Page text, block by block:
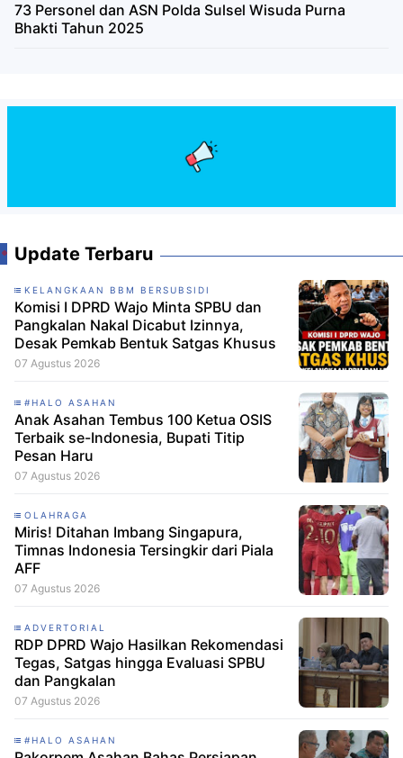
73 Personel dan ASN Polda Sulsel Wisuda Purna
Bhakti Tahun 2025
Update Terbaru
KELANGKAAN BBM BERSUBSIDI
Komisi I DPRD Wajo Minta SPBU dan
Pangkalan Nakal Dicabut Izinnya,
Desak Pemkab Bentuk Satgas Khusus
07 Agustus 2026
#HALO ASAHAN
Anak Asahan Tembus 100 Ketua OSIS
Terbaik se-Indonesia, Bupati Titip
Pesan Haru
07 Agustus 2026
OLAHRAGA
Miris! Ditahan Imbang Singapura,
Timnas Indonesia Tersingkir dari Piala
AFF
07 Agustus 2026
ADVERTORIAL
RDP DPRD Wajo Hasilkan Rekomendasi
Tegas, Satgas hingga Evaluasi SPBU
dan Pangkalan
07 Agustus 2026
#HALO ASAHAN